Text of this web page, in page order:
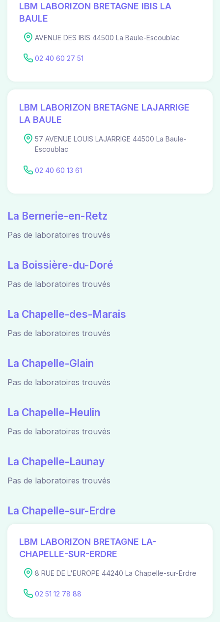
LBM LABORIZON BRETAGNE IBIS LA
BAULE
AVENUE DES IBIS 44500 La Baule-Escoublac
02 40 60 27 51
LBM LABORIZON BRETAGNE LAJARRIGE
LA BAULE
57 AVENUE LOUIS LAJARRIGE 44500 La Baule-
Escoublac
02 40 60 13 61
La Bernerie-en-Retz
Pas de laboratoires trouvés
La Boissière-du-Doré
Pas de laboratoires trouvés
La Chapelle-des-Marais
Pas de laboratoires trouvés
La Chapelle-Glain
Pas de laboratoires trouvés
La Chapelle-Heulin
Pas de laboratoires trouvés
La Chapelle-Launay
Pas de laboratoires trouvés
La Chapelle-sur-Erdre
LBM LABORIZON BRETAGNE LA-
CHAPELLE-SUR-ERDRE
8 RUE DE L'EUROPE 44240 La Chapelle-sur-Erdre
02 51 12 78 88